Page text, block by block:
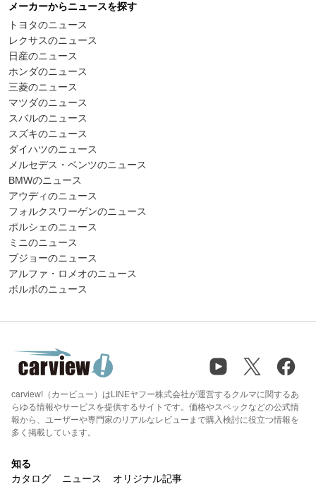
メーカーからニュースを探す
トヨタのニュース
レクサスのニュース
日産のニュース
ホンダのニュース
三菱のニュース
マツダのニュース
スバルのニュース
スズキのニュース
ダイハツのニュース
メルセデス・ベンツのニュース
BMWのニュース
アウディのニュース
フォルクスワーゲンのニュース
ポルシェのニュース
ミニのニュース
プジョーのニュース
アルファ・ロメオのニュース
ボルボのニュース
carview!（カービュー）はLINEヤフー株式会社が運営するクルマに関するあ
らゆる情報やサービスを提供するサイトです。価格やスペックなどの公式情
報から、ユーザーや専門家のリアルなレビューまで購入検討に役立つ情報を
多く掲載しています。
知る
カタログ
ニュース オリジナル記事